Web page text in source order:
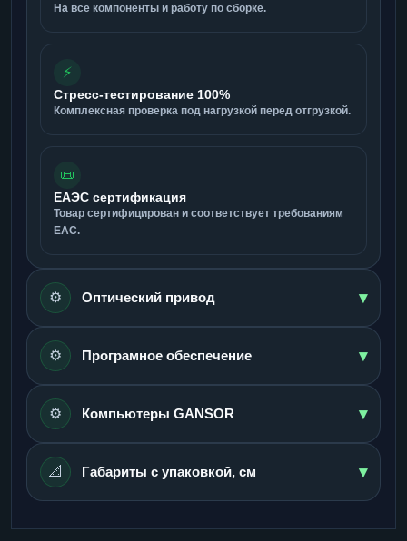
На все компоненты и работу по сборке.
⚡
Стресс-тестирование 100%
Комплексная проверка под нагрузкой перед отгрузкой.
📜
ЕАЭС сертификация
Товар сертифицирован и соответствует требованиям
ЕАС.
⚙️ Оптический привод ▾
⚙️ Програмное обеспечение ▾
⚙️ Компьютеры GANSOR ▾
📐 Габариты с упаковкой, см ▾